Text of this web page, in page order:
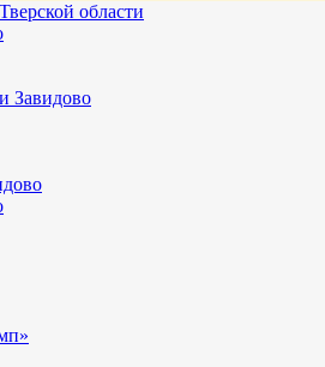
области
Завидово